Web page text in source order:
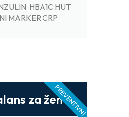
HBA1C HUT
MARKER CRP
za ženePREVENTIVNI